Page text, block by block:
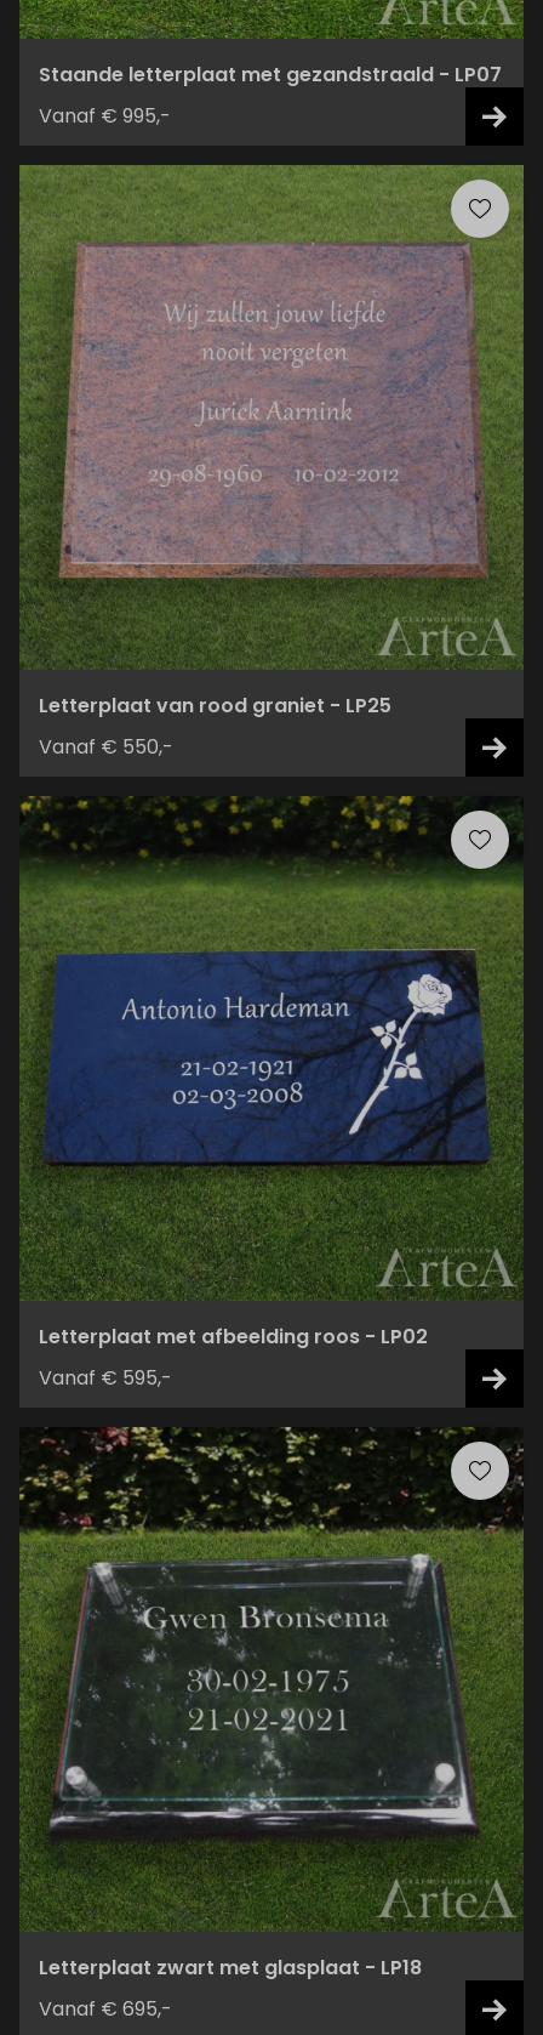
Staande letterplaat met gezandstraald - LP07
Vanaf € 995,-
Letterplaat van rood graniet - LP25
Vanaf € 550,-
Letterplaat met afbeelding roos - LP02
Vanaf € 595,-
Letterplaat zwart met glasplaat - LP18
Vanaf € 695,-